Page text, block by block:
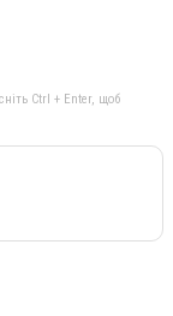
Ctrl + Enter, щоб